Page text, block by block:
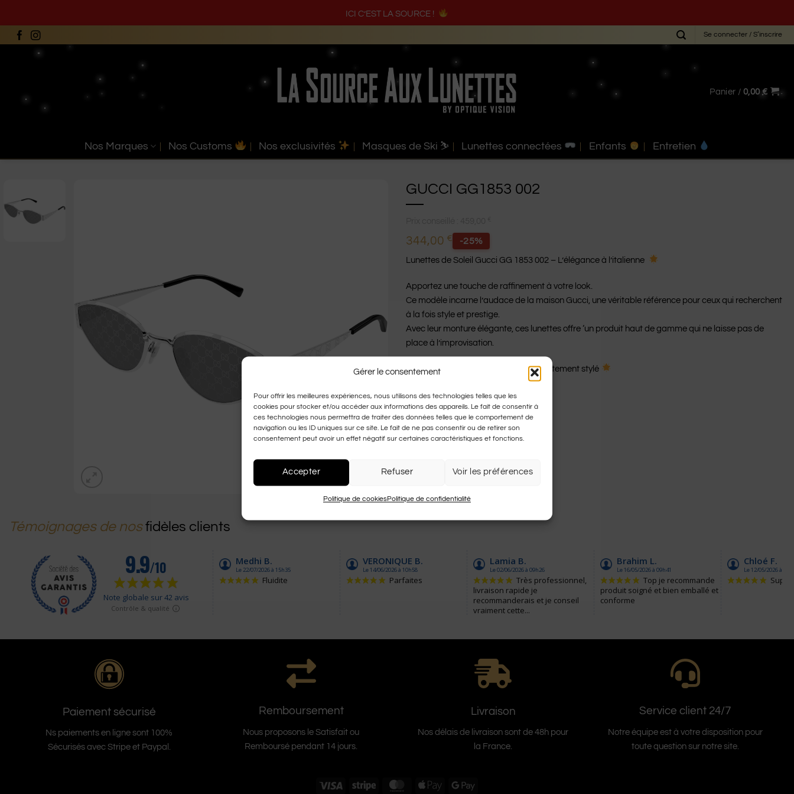
ICI C’EST LA SOURCE !
Gérer le consentement
Pour offrir les meilleures expériences, nous utilisons des technologies telles que les
cookies pour stocker et/ou accéder aux informations des appareils. Le fait de consentir à
ces technologies nous permettra de traiter des données telles que le comportement de
navigation ou les ID uniques sur ce site. Le fait de ne pas consentir ou de retirer son
consentement peut avoir un effet négatif sur certaines caractéristiques et fonctions.
Accepter Refuser Voir les préférences
Politique de cookiesPolitique de confidentialité
Passer
au
Se connecter / S’inscrire
Panier /0,00 €
Nos Marques Nos Customs Nos exclusivités Masques de Ski ⛷️ Lunettes connectées Enfants Entretien
GUCCI GG1853 002
344,00 € -25%
Lunettes de Soleil Gucci GG 1853 002 – L’élégance à l’italienne
Apportez une touche de raffinement à votre look.
Ce modèle incarne l’audace de la maison Gucci, une véritable référence pour ceux qui recherchent
à la fois style et prestige.
Avec leur monture élégante, ces lunettes offre ‘un produit haut de gamme qui ne laisse pas de
place à l’improvisation.
Logo FULL Gucci pour un look hautement stylé
Témoignages de nosfidèles clients
Paiement sécurisé
Ns paiements en ligne sont 100%
Sécurisés avec Stripe et Paypal.
Remboursement
Nous proposons le Satisfait ou
Remboursé pendant 14 jours.
Livraison
Nos délais de livraison sont de 48h pour
la France.
Service client 24/7
Notre équipe est à votre disposition pour
toute question sur notre site.
Visa Stripe MasterCard
Apple
Google